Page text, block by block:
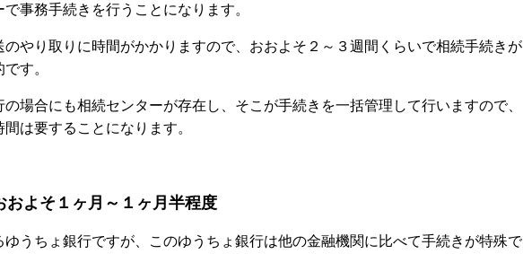
事務手続きを行うことになります。
やり取りに時間がかかりますので、おおよそ２～３週間くらいで相続手続きが
す。
の場合にも相続センターが存在し、そこが手続きを一括管理して行いますので、
は要することになります。
よそ１ヶ月～１ヶ月半程度
ゆうちょ銀行ですが、このゆうちょ銀行は他の金融機関に比べて手続きが特殊で